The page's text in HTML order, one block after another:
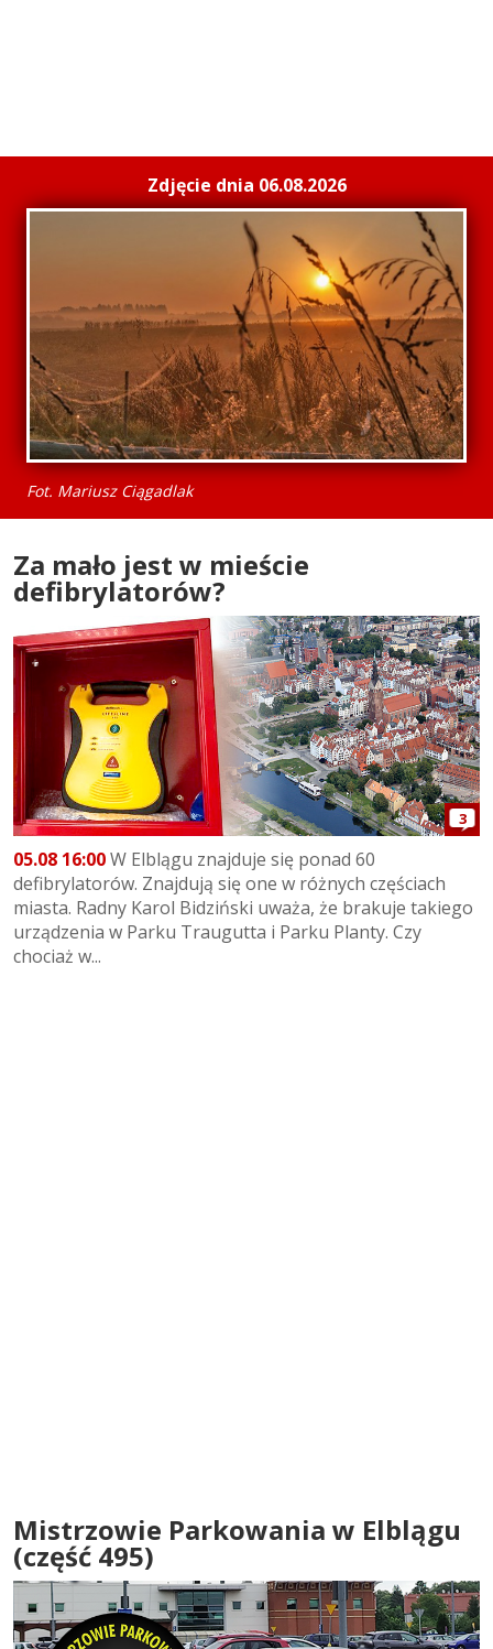
Zdjęcie dnia 06.08.2026
Fot. Mariusz Ciągadlak
Za mało jest w mieście
defibrylatorów?
3
05.08 16:00W Elblągu znajduje się ponad 60
defibrylatorów. Znajdują się one w różnych częściach
miasta. Radny Karol Bidziński uważa, że brakuje takiego
urządzenia w Parku Traugutta i Parku Planty. Czy
chociaż w...
Mistrzowie Parkowania w Elblągu
(część 495)